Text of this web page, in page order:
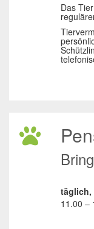
Das
täglich,
11.00 –